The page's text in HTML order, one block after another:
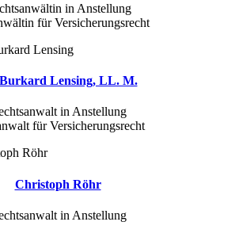
in Anstellung
für Versicherungsrecht
Lensing, LL. M.
in Anstellung
für Versicherungsrecht
Christoph Röhr
in Anstellung